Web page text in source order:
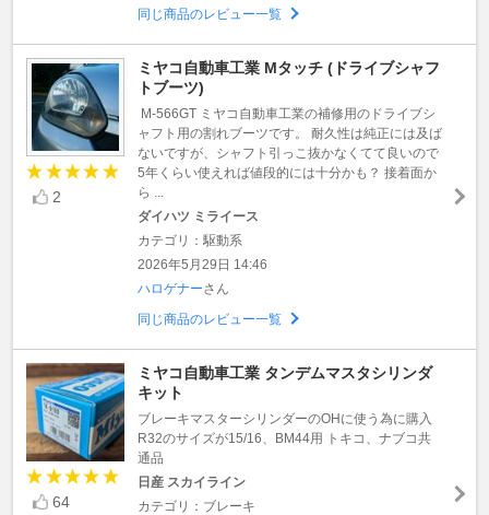
同じ商品のレビュー一覧
2
ミヤコ自動車工業 Mタッチ (ドライブシャフ
トブーツ)
M-566GT ミヤコ自動車工業の補修用のドライブシ
ャフト用の割れブーツです。 耐久性は純正には及ば
ないですが、シャフト引っこ抜かなくてて良いので
5年くらい使えれば値段的には十分かも？ 接着面か
ら ...
ダイハツ ミライース
カテゴリ：駆動系
2026年5月29日 14:46
ハロゲナーさん
同じ商品のレビュー一覧
64
ミヤコ自動車工業 タンデムマスタシリンダ
キット
ブレーキマスターシリンダーのOHに使う為に購入
R32のサイズが15/16、BM44用 トキコ、ナブコ共
通品
日産 スカイライン
カテゴリ：ブレーキ